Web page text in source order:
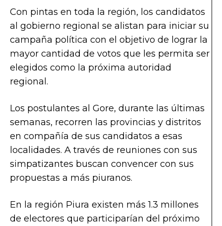
Con pintas en toda la región, los candidatos
al gobierno regional se alistan para iniciar su
campaña política con el objetivo de lograr la
mayor cantidad de votos que les permita ser
elegidos como la próxima autoridad
regional.
Los postulantes al Gore, durante las últimas
semanas, recorren las provincias y distritos
en compañía de sus candidatos a esas
localidades. A través de reuniones con sus
simpatizantes buscan convencer con sus
propuestas a más piuranos.
En la región Piura existen más 1.3 millones
de electores que participarían del próximo